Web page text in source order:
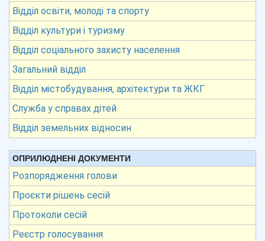
Відділ освіти, молоді та спорту
Відділ культури і туризму
Відділ соціального захисту населення
Загальний відділ
Відділ містобудування, архітектури та ЖКГ
Служба у справах дітей
Відділ земельних відносин
ОПРИЛЮДНЕНІ ДОКУМЕНТИ
Розпорядження голови
Проєкти рішень сесій
Протоколи сесій
Реєстр голосування